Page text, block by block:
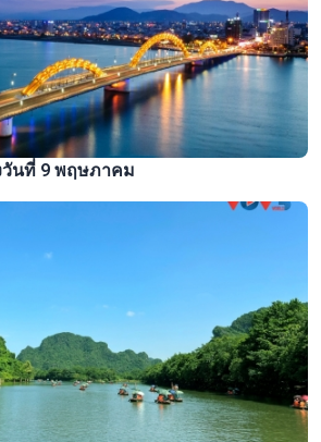
นที่ 9 พฤษภาคม